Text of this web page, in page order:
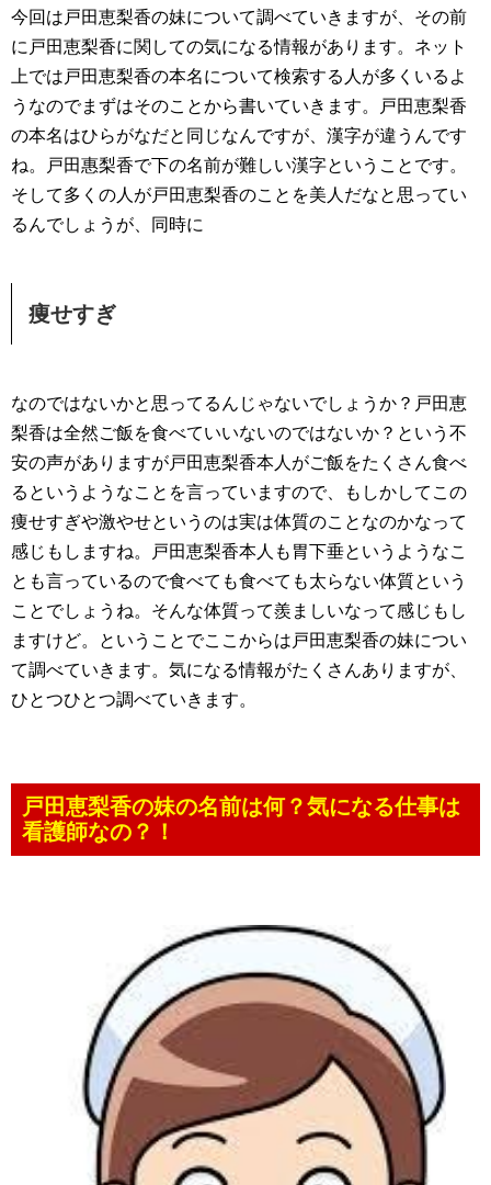
今回は戸田恵梨香の妹について調べていきますが、その前
に戸田恵梨香に関しての気になる情報があります。ネット
上では戸田恵梨香の本名について検索する人が多くいるよ
うなのでまずはそのことから書いていきます。戸田恵梨香
の本名はひらがなだと同じなんですが、漢字が違うんです
ね。戸田惠梨香で下の名前が難しい漢字ということです。
そして多くの人が戸田恵梨香のことを美人だなと思ってい
るんでしょうが、同時に
痩せすぎ
なのではないかと思ってるんじゃないでしょうか？戸田恵
梨香は全然ご飯を食べていいないのではないか？という不
安の声がありますが戸田恵梨香本人がご飯をたくさん食べ
るというようなことを言っていますので、もしかしてこの
痩せすぎや激やせというのは実は体質のことなのかなって
感じもしますね。戸田恵梨香本人も胃下垂というようなこ
とも言っているので食べても食べても太らない体質という
ことでしょうね。そんな体質って羨ましいなって感じもし
ますけど。ということでここからは戸田恵梨香の妹につい
て調べていきます。気になる情報がたくさんありますが、
ひとつひとつ調べていきます。
戸田恵梨香の妹の名前は何？気になる仕事は
看護師なの？！